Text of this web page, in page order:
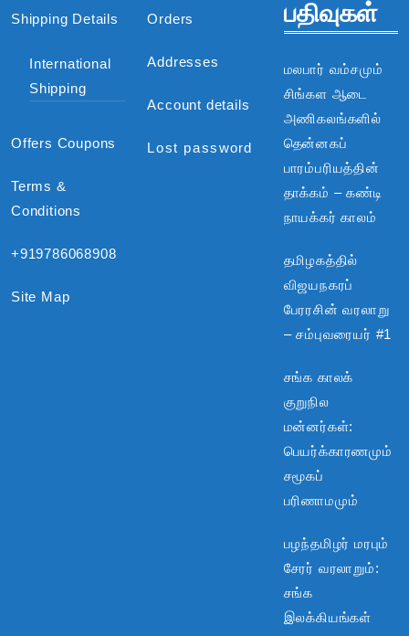
Shipping Details
International
Shipping
Offers Coupons
Terms &
Conditions
+919786068908
Site Map
Orders
Addresses
Account details
Lost password
பதிவுகள்
மலபார் வம்சமும்
சிங்கள ஆடை
அணிகலங்களில்
தென்னகப்
பாரம்பரியத்தின்
தாக்கம் – கண்டி
நாயக்கர் காலம்
தமிழகத்தில்
விஜயநகரப்
பேரரசின் வரலாறு
– சம்புவரையர் #1
சங்க காலக்
குறுநில
மன்னர்கள்:
பெயர்க்காரணமும்
சமூகப்
பரிணாமமும்
பழந்தமிழர் மரபும்
சேரர் வரலாறும்:
சங்க
இலக்கியங்கள்